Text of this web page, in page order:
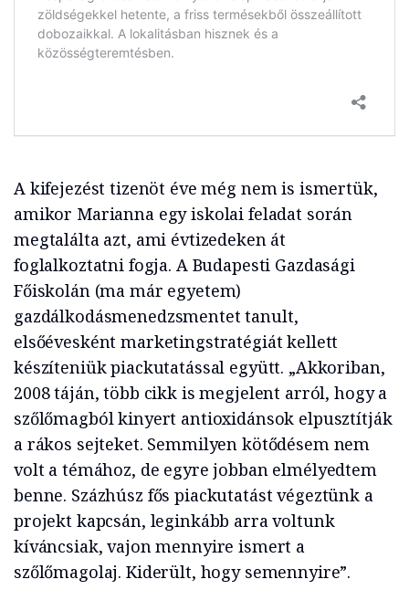
A kifejezést tizenöt éve még nem is ismertük,
amikor Marianna egy iskolai feladat során
megtalálta azt, ami évtizedeken át
foglalkoztatni fogja. A Budapesti Gazdasági
Főiskolán (ma már egyetem)
gazdálkodásmenedzsmentet tanult,
elsőévesként marketingstratégiát kellett
készíteniük piackutatással együtt. „Akkoriban,
2008 táján, több cikk is megjelent arról, hogy a
szőlőmagból kinyert antioxidánsok elpusztítják
a rákos sejteket. Semmilyen kötődésem nem
volt a témához, de egyre jobban elmélyedtem
benne. Százhúsz fős piackutatást végeztünk a
projekt kapcsán, leginkább arra voltunk
kíváncsiak, vajon mennyire ismert a
szőlőmagolaj. Kiderült, hogy semennyire”.